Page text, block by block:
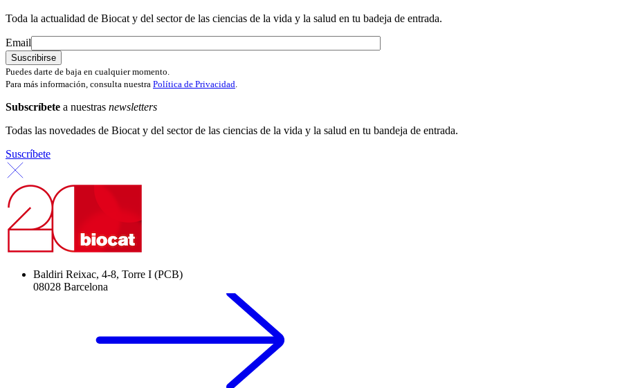
Toda la actualidad de Biocat y del sector de las ciencias de la vida y la salud en tu badeja de entrada.
Email
Puedes darte de baja en cualquier momento.
Para más información, consulta nuestra Política de Privacidad.
Subscríbete a nuestras newsletters
Todas las novedades de Biocat y del sector de las ciencias de la vida y la salud en tu bandeja de entrada.
Suscríbete
Baldiri Reixac, 4-8, Torre I (PCB)
08028 Barcelona